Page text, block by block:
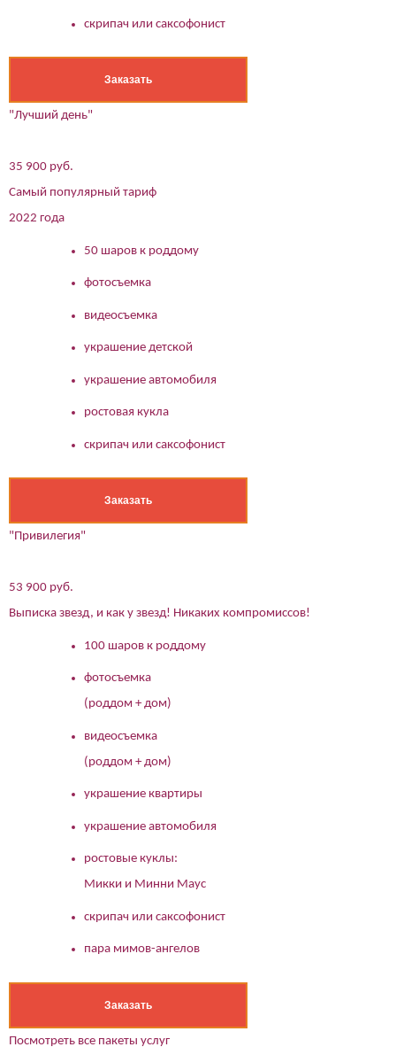
скрипач или саксофонист
Заказать
"Лучший день"
35 900 руб.
Самый популярный тариф
2022 года
50 шаров к роддому
фотосъемка
видеосъемка
украшение детской
украшение автомобиля
ростовая кукла
скрипач или саксофонист
Заказать
"Привилегия"
53 900 руб.
Выписка звезд, и как у звезд! Никаких компромиссов!
100 шаров к роддому
фотосъемка
(роддом + дом)
видеосъемка
(роддом + дом)
украшение квартиры
украшение автомобиля
ростовые куклы:
Микки и Минни Маус
скрипач или саксофонист
пара мимов-ангелов
Заказать
Посмотреть все пакеты услуг